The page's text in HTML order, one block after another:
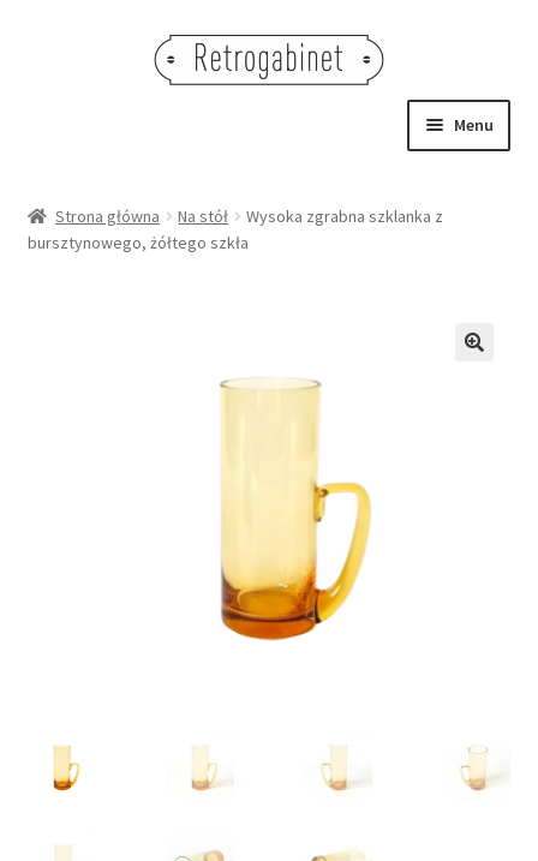
Menu
OBRAZY
Strona główna Na stół
Wysoka zgrabna szklanka z
bursztynowego, żółtego szkła